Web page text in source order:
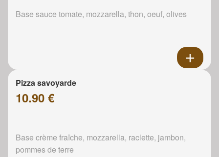
Base sauce tomate, mozzarella, thon, oeuf, olives
Pizza savoyarde
10.90 €
Base crème fraîche, mozzarella, raclette, jambon,
pommes de terre